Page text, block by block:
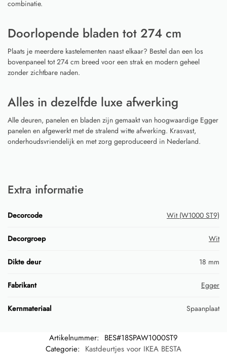
combinatie.
Doorlopende bladen tot 274 cm
Plaats je meerdere kastelementen naast elkaar? Bestel dan een los
bovenpaneel tot 274 cm breed voor een strak en modern geheel
zonder zichtbare naden.
Alles in dezelfde luxe afwerking
Alle deuren, panelen en bladen zijn gemaakt van hoogwaardige Egger
panelen en afgewerkt met de stralend witte afwerking. Krasvast,
onderhoudsvriendelijk en met zorg geproduceerd in Nederland.
Extra informatie
Decorcode Wit (W1000 ST9)
Decorgroep Wit
Dikte deur 18 mm
Fabrikant Egger
Kernmateriaal Spaanplaat
Artikelnummer: BES#18SPAW1000ST9
Categorie: Kastdeurtjes voor IKEA BESTA